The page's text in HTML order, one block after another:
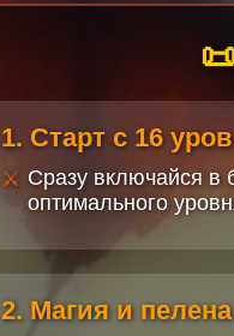
1. Старт с 16
Сразу включайся в
оптимального
2. Магия и